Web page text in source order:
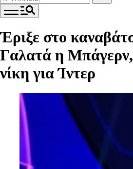
Έριξε στο
Γαλατά η
νίκη για Ίντερ